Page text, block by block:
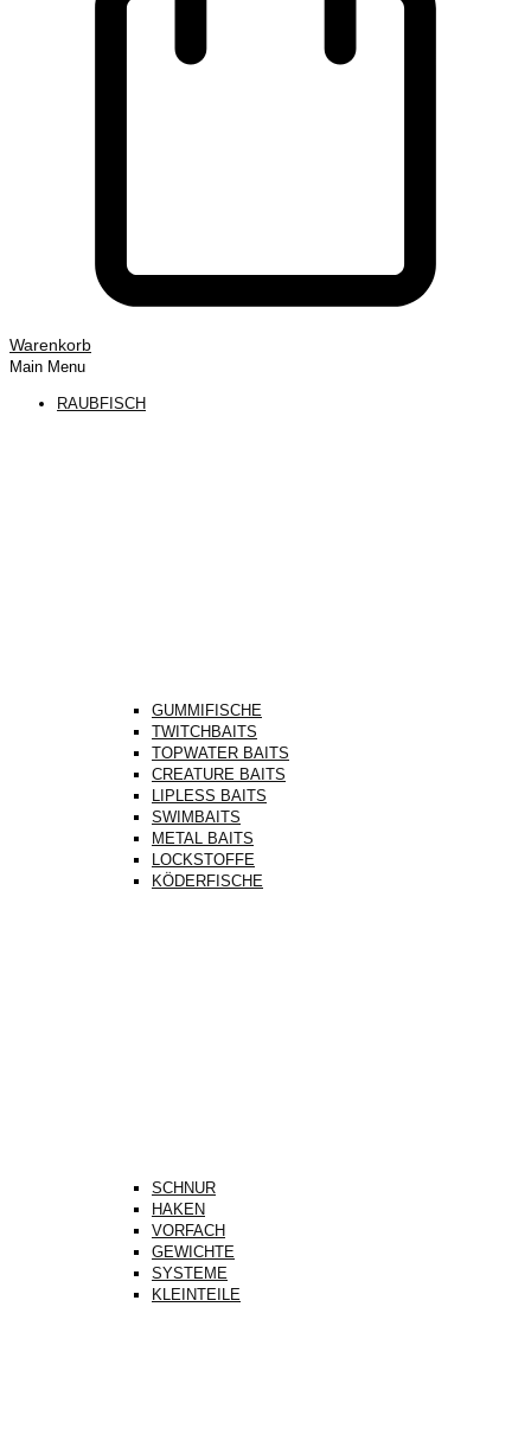
Warenkorb
Main Menu
RAUBFISCH
GUMMIFISCHE
TWITCHBAITS
TOPWATER BAITS
CREATURE BAITS
LIPLESS BAITS
SWIMBAITS
METAL BAITS
LOCKSTOFFE
KÖDERFISCHE
SCHNUR
HAKEN
VORFACH
GEWICHTE
SYSTEME
KLEINTEILE